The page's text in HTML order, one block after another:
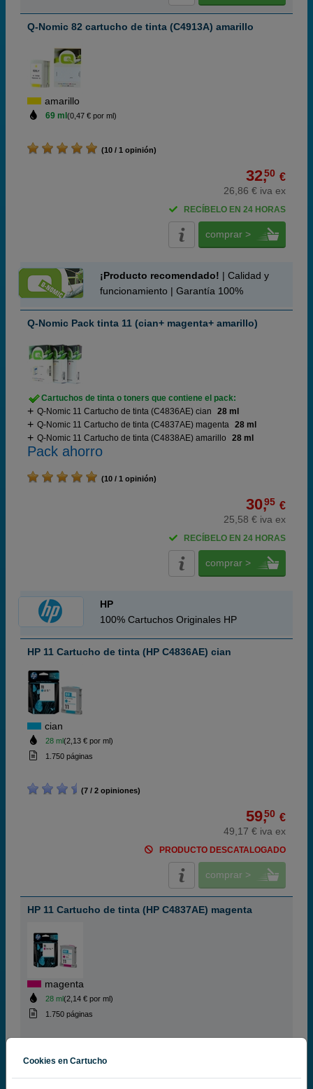
Q-Nomic 82 cartucho de tinta (C4913A) amarillo
amarillo
69 ml (0,47 € por ml)
(10 / 1 opinión)
32,50 €
26,86 € iva ex
RECÍBELO EN 24 HORAS
comprar >
¡Producto recomendado! | Calidad y
funcionamiento | Garantía 100%
Q-Nomic Pack tinta 11 (cian+ magenta+ amarillo)
Cartuchos de tinta o toners que contiene el pack:
Q-Nomic 11 Cartucho de tinta (C4836AE) cian
28 ml
Q-Nomic 11 Cartucho de tinta (C4837AE) magenta 28 ml
Q-Nomic 11 Cartucho de tinta (C4838AE) amarillo
28 ml
Pack ahorro
(10 / 1 opinión)
30,95 €
25,58 € iva ex
RECÍBELO EN 24 HORAS
comprar >
HP
100% Cartuchos Originales HP
HP 11 Cartucho de tinta (HP C4836AE) cian
cian
28 ml(2,13 € por ml)
1.750 páginas
(7 / 2 opiniones)
59,50 €
49,17 € iva ex
PRODUCTO DESCATALOGADO
comprar >
HP 11 Cartucho de tinta (HP C4837AE) magenta
magenta
28 ml(2,14 € por ml)
1.750 páginas
60, €
Cookies en Cartucho